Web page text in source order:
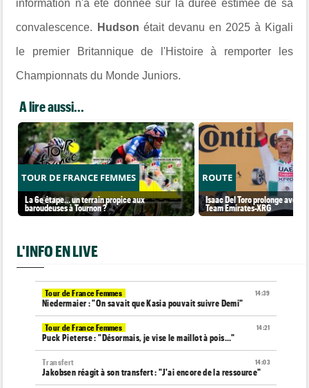
information n'a été donnée sur la durée estimée de sa
convalescence. Hudson était devanu en 2025 à Kigali
le premier Britannique de l'Histoire à remporter les
Championnats du Monde Juniors.
A lire aussi...
TOUR DE FRANCE FEMMES
La 6e étape… un terrain propice aux
baroudeuses à Tournon ?
ROUTE
Isaac Del Toro prolonge avec
Team Emirates-XRG
L'INFO EN LIVE
14:39
Tour de France Femmes
Niedermaier : "On savait que Kasia pouvait suivre Demi"
14:21
Tour de France Femmes
Puck Pieterse : "Désormais, je vise le maillot à pois..."
14:03
Transfert
Jakobsen réagit à son transfert : "J'ai encore de la ressource"